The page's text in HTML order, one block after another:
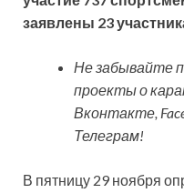
заявлены 23
Не забывайте
проекты о
Вконтакте,
Телеграм!
В пятницу 29 ноября